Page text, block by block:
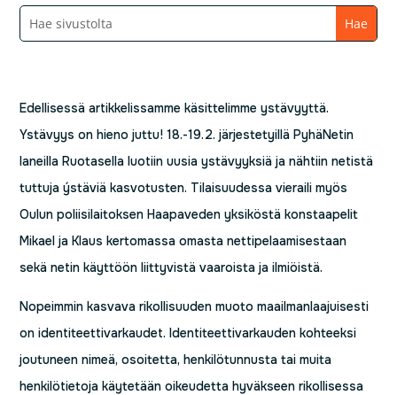
Edellisessä artikkelissamme käsittelimme ystävyyttä.
Ystävyys on hieno juttu! 18.-19.2. järjestetyillä PyhäNetin
laneilla Ruotasella luotiin uusia ystävyyksiä ja nähtiin netistä
tuttuja ýstäviä kasvotusten. Tilaisuudessa vieraili myös
Oulun poliisilaitoksen Haapaveden yksiköstä konstaapelit
Mikael ja Klaus kertomassa omasta nettipelaamisestaan
sekä netin käyttöön liittyvistä vaaroista ja ilmiöistä.
Nopeimmin kasvava rikollisuuden muoto maailmanlaajuisesti
on identiteettivarkaudet. Identiteettivarkauden kohteeksi
joutuneen nimeä, osoitetta, henkilötunnusta tai muita
henkilötietoja käytetään oikeudetta hyväkseen rikollisessa